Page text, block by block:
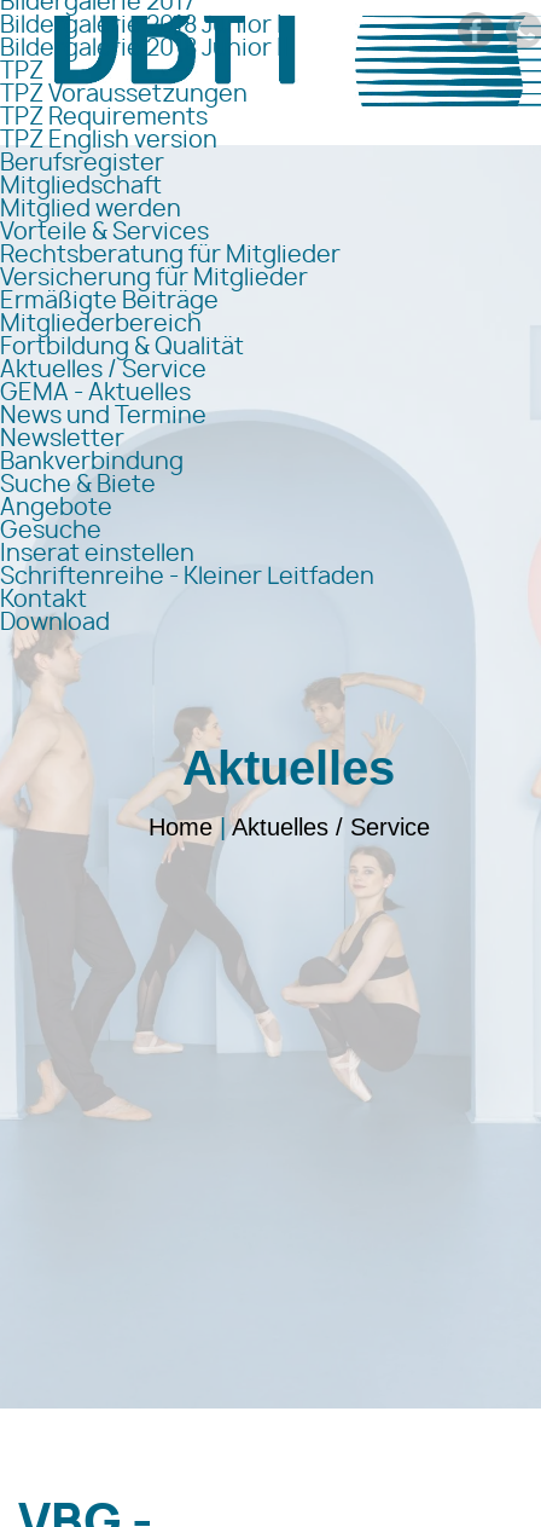
Bildergalerie 2018 Junior I
Bildergalerie 2018 Junior II
TPZ
TPZ Voraussetzungen
TPZ Requirements
TPZ English version
Berufsregister
Mitgliedschaft
Mitglied werden
Vorteile & Services
Rechtsberatung für Mitglieder
Versicherung für Mitglieder
Ermäßigte Beiträge
Mitgliederbereich
Fortbildung & Qualität
Aktuelles / Service
GEMA - Aktuelles
News und Termine
Newsletter
Bankverbindung
Suche & Biete
Angebote
Gesuche
Inserat einstellen
Schriftenreihe - Kleiner Leitfaden
Kontakt
Download
Aktuelles
Home|Aktuelles / Service